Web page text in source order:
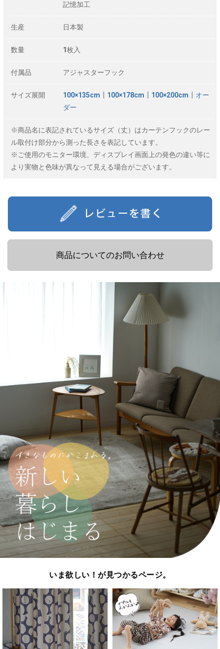
記憶加工
生産 日本製
数量 1枚入
付属品 アジャスターフック
サイズ展開 100×135cm 100×178cm 100×200cm
オー
ダー
※商品名に表記されているサイズ（丈）はカーテンフックのレー
ル取付け部分から測った長さを表記しています。
※ご使用のモニター環境、ディスプレイ画面上の発色の違い等に
より実物と色味が異なって見える場合がございます。
商品についてのお問い合わせ
いま欲しい！が見つかるページ。